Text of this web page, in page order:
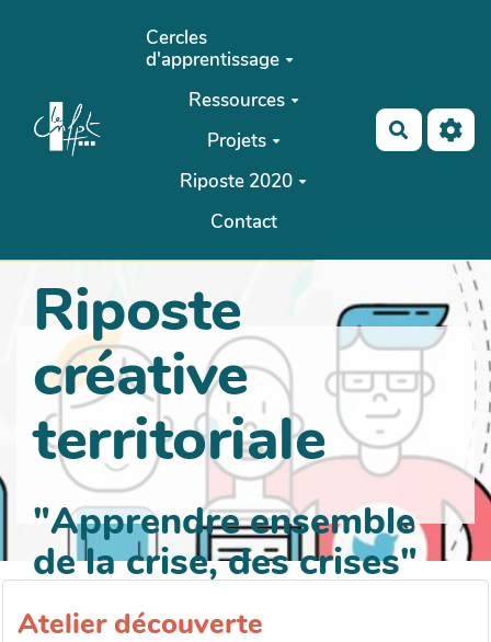
Aller au contenu principal
Cercles
d'apprentissage
Ressources
Projets
Riposte 2020
Contact
Riposte
créative
territoriale
"Apprendre ensemble
de la crise, des crises"
Atelier découverte